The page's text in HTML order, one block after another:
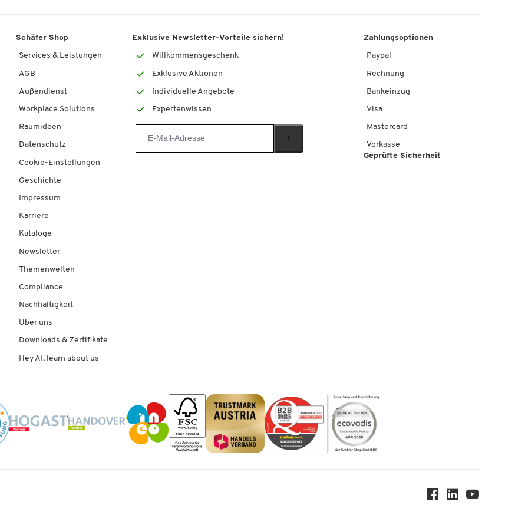
Durchmesser Magnetfuß: 66 mm
Made in Germany
Schäfer Shop
Services & Leistungen
AGB
Außendienst
Workplace Solutions
Raumideen
Datenschutz
Cookie-Einstellungen
Geschichte
Impressum
Karriere
Kataloge
Newsletter
Themenwelten
Compliance
Nachhaltigkeit
Über uns
Downloads & Zertifikate
Hey AI, learn about us
Exklusive Newsletter-Vorteile sichern!
Willkommensgeschenk
Exklusive Aktionen
Individuelle Angebote
Expertenwissen
Zahlungsoptionen
Paypal
Rechnung
Bankeinzug
Visa
Mastercard
Vorkasse
Geprüfte Sicherheit